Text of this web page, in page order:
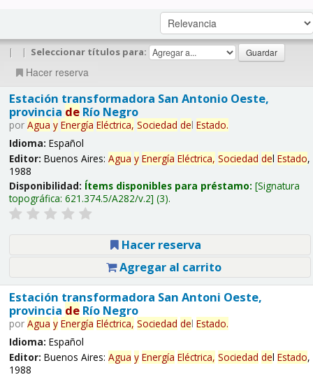
| | Seleccionar títulos para:
Hacer reserva
Estación transformadora San Antonio Oeste,
provincia deRío Negro
por Agua y Energía Eléctrica, Sociedad del Estado.
Idioma: Español
Editor: Buenos Aires: Agua y Energía Eléctrica, Sociedad del Estado,
1988
Disponibilidad: Ítems disponibles para préstamo: Signatura
topográfica: 621.374.5/A282/v.2 (3).
Hacer reserva
Agregar al carrito
Estación transformadora San Antoni Oeste,
provincia deRío Negro
por Agua y Energía Eléctrica, Sociedad del Estado.
Idioma: Español
Editor: Buenos Aires: Agua y Energía Eléctrica, Sociedad del Estado,
1988